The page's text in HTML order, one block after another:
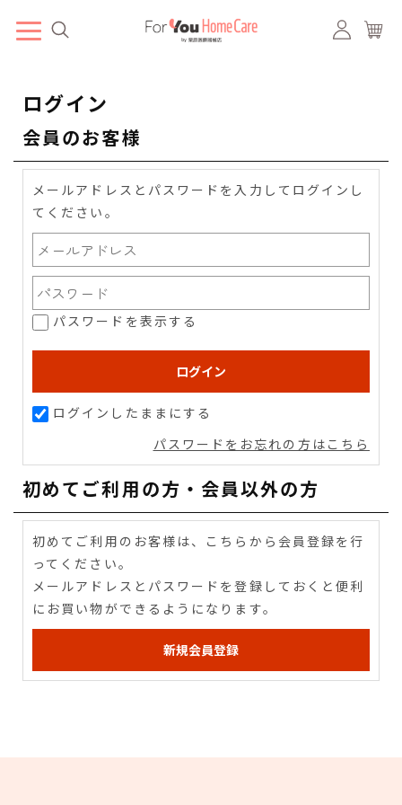
ログイン
会員のお客様
メールアドレスとパスワードを入力してログインし
てください。
パスワードを表示する
ログインしたままにする
パスワードをお忘れの方はこちら
初めてご利用の方・会員以外の方
初めてご利用のお客様は、こちらから会員登録を行
ってください。
メールアドレスとパスワードを登録しておくと便利
にお買い物ができるようになります。